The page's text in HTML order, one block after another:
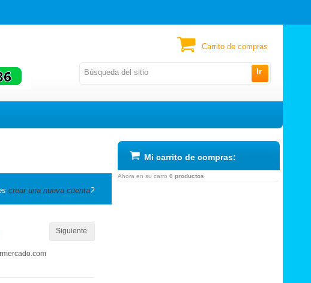
Ir
Carrito de compras
crear una nueva cuenta?
Siguiente
Mi carrito de compras:
Ahora en su carro 0 productos